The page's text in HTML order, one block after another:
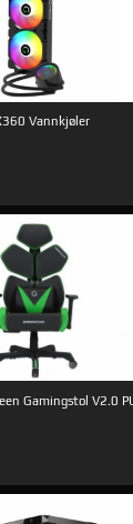
Vannkjøler
Gamingstol V2.0